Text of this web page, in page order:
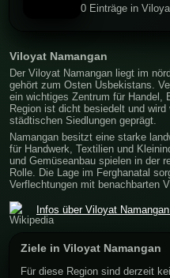
0 Einträge in
Viloyat Namangan
Der Viloyat Namangan liegt im
gehört zum Osten Usbekistans.
ein wichtiges Zentrum für Handel,
Region ist dicht besiedelt und
städtischen Siedlungen geprägt.
Namangan besitzt eine starke
für Handwerk, Textilien und
und Gemüseanbau spielen in der
Rolle. Die Lage im Ferghanatal
Verflechtungen mit benachbarten
Infos über Viloyat
Ziele in Viloyat Namangan
Für diese Region sind derzeit